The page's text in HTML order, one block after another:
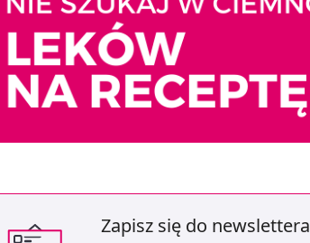
Zapisz się do newslettera